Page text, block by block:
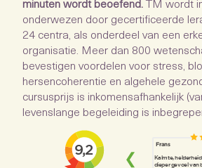
onderwezen door gecertificeerde
24 centra, als onderdeel van een
organisatie. Meer dan 800
bevestigen voordelen voor stress,
hersencoherentie en algehele
cursusprijs is inkomensafhankelijk
levenslange begeleiding is